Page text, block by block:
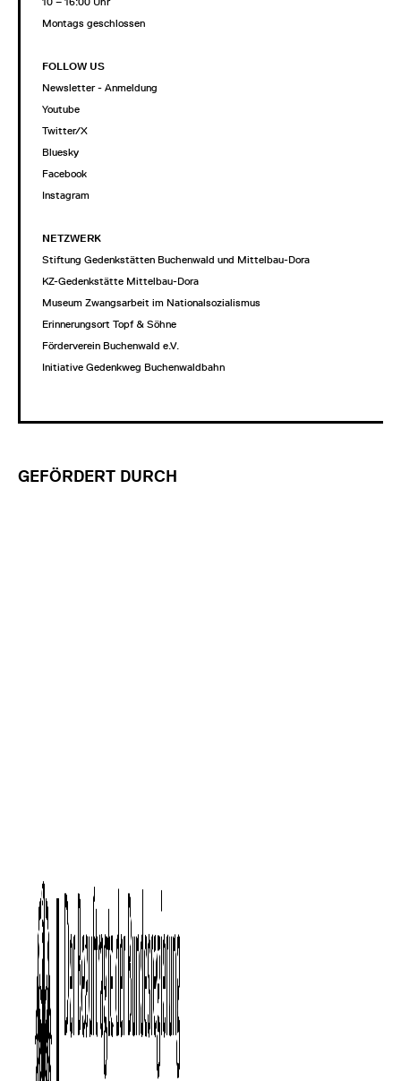
Montags geschlossen
FOLLOW US
Newsletter - Anmeldung
Youtube
Twitter/X
Bluesky
Facebook
Instagram
NETZWERK
Stiftung Gedenkstätten Buchenwald und Mittelbau-Dora
KZ-Gedenkstätte Mittelbau-Dora
Museum Zwangsarbeit im Nationalsozialismus
Erinnerungsort Topf & Söhne
Förderverein Buchenwald e.V.
Initiative Gedenkweg Buchenwaldbahn
GEFÖRDERT DURCH